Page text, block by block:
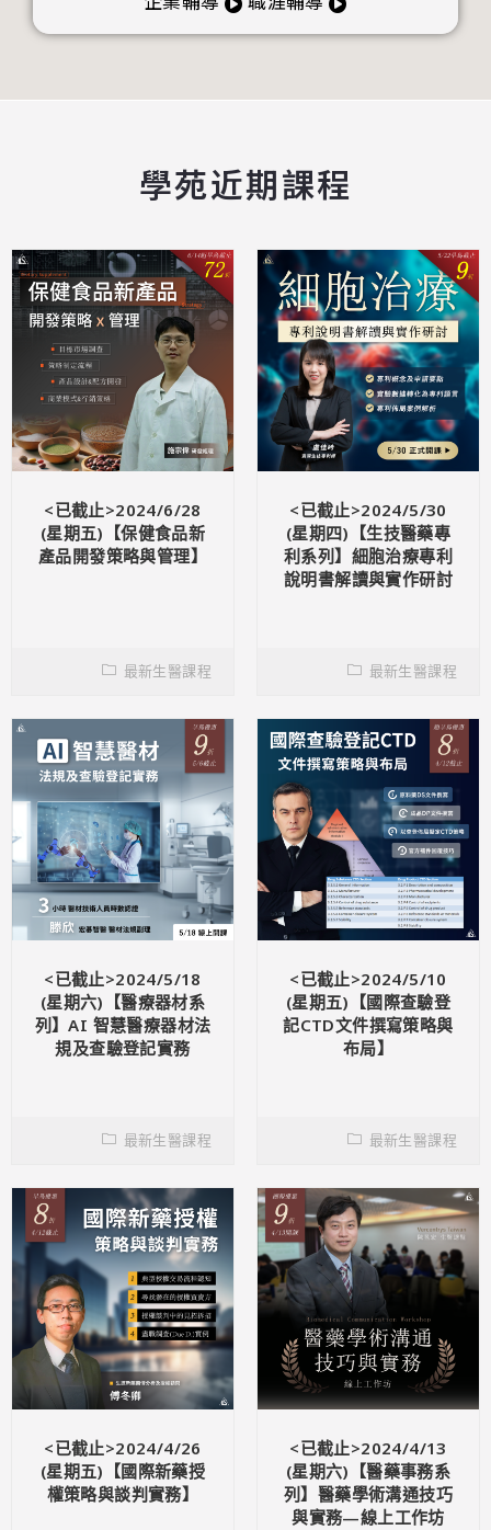
學苑近期課程
<已截止>2024/6/28
(星期五)【保健食品新
產品開發策略與管理】
最新生醫課程
<已截止>2024/5/30
(星期四)【生技醫藥專
利系列】細胞治療專利
說明書解讀與實作研討
最新生醫課程
<已截止>2024/5/18
(星期六)【醫療器材系
列】AI 智慧醫療器材法
規及查驗登記實務
最新生醫課程
<已截止>2024/5/10
(星期五)【國際查驗登
記CTD文件撰寫策略與
布局】
最新生醫課程
<已截止>2024/4/26
(星期五)【國際新藥授
權策略與談判實務】
<已截止>2024/4/13
(星期六)【醫藥事務系
列】醫藥學術溝通技巧
與實務—線上工作坊